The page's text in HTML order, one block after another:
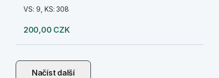
VS: 9, KS: 308
200,00 CZK
Načíst další